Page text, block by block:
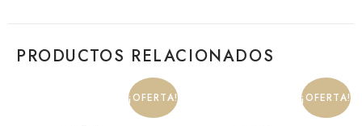
PRODUCTOS RELACIONADOS
¡OFERTA! ¡OFERTA!